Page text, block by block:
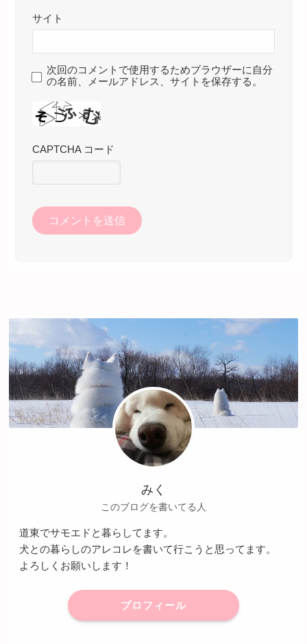
サイト
次回のコメントで使用するためブラウザーに自分
の名前、メールアドレス、サイトを保存する。
CAPTCHA コード
みく
このブログを書いてる人
道東でサモエドと暮らしてます。
犬との暮らしのアレコレを書いて行こうと思ってます。
よろしくお願いします！
プロフィール